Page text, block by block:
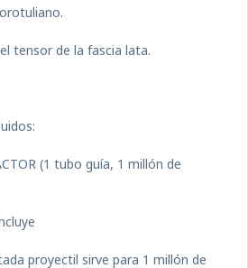
tensor de la fascia lata.
(1 tubo guía, 1 millón de
proyectil sirve para 1 millón de